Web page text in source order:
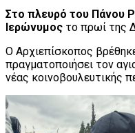
Στο πλευρό του Πάνου
Ιερώνυμος το πρωί της
Ο Αρχιεπίσκοπος
πραγματοποιήσει τον
νέας κοινοβουλευτικής